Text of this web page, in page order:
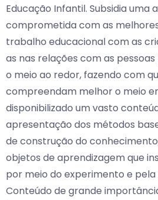
Educação Infantil. Subsidia uma
comprometida com as
trabalho educacional com as
as nas relações com as
o meio ao redor, fazendo com
compreendam melhor o meio
disponibilizado um vasto
apresentação dos métodos
de construção do
objetos de aprendizagem que
por meio do experimento e pela
Conteúdo de grande